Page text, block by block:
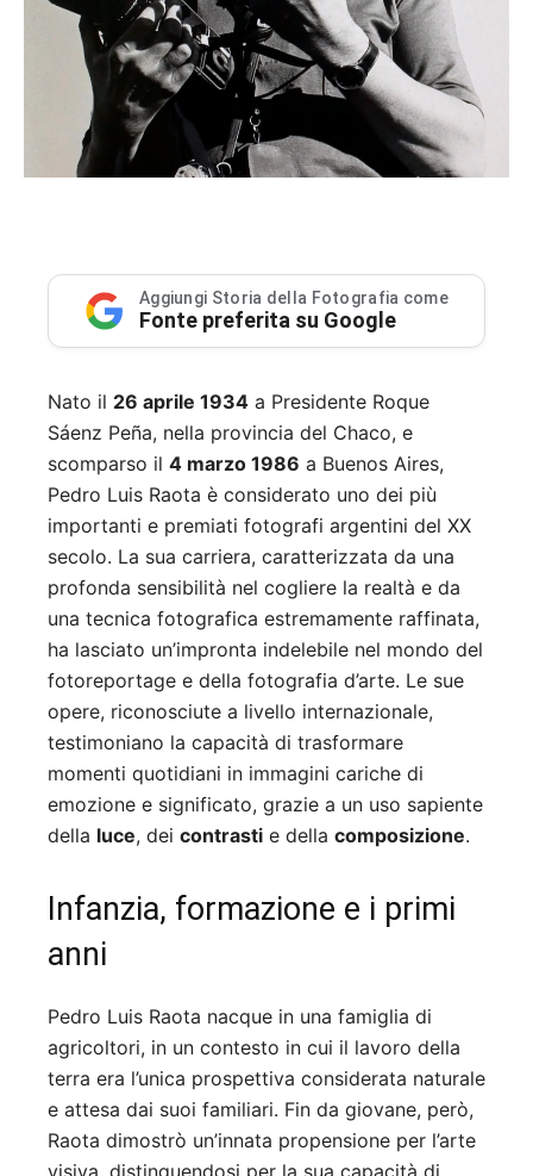
Aggiungi Storia della Fotografia come
Fonte preferita su Google
Nato il 26 aprile 1934 a Presidente Roque
Sáenz Peña, nella provincia del Chaco, e
scomparso il 4 marzo 1986 a Buenos Aires,
Pedro Luis Raota è considerato uno dei più
importanti e premiati fotografi argentini del XX
secolo. La sua carriera, caratterizzata da una
profonda sensibilità nel cogliere la realtà e da
una tecnica fotografica estremamente raffinata,
ha lasciato un’impronta indelebile nel mondo del
fotoreportage e della fotografia d’arte. Le sue
opere, riconosciute a livello internazionale,
testimoniano la capacità di trasformare
momenti quotidiani in immagini cariche di
emozione e significato, grazie a un uso sapiente
della luce, dei contrasti e della composizione.
Infanzia, formazione e i primi
anni
Pedro Luis Raota nacque in una famiglia di
agricoltori, in un contesto in cui il lavoro della
terra era l’unica prospettiva considerata naturale
e attesa dai suoi familiari. Fin da giovane, però,
Raota dimostrò un’innata propensione per l’arte